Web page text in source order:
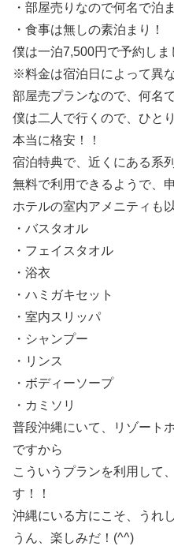
・部屋売りなので何名で泊
・食事は無しの素泊まり！
僕は一泊7,500円で予約しま
※料金は宿泊日によって異な
部屋売プランなので、何名
僕は二人で行くので、ひと
本当に格安！！
宿泊特典で、近くにある系
無料で利用できるようで、
ホテルの室内アメニティも
・バスタオル
・フェイスタオル
・浴衣
・ハミガキセット
・室内スリッパ
・シャンプー
・リンス
・ボディーソープ
・カミソリ
普段沖縄にいて、リゾート
ですから
こういうプランを利用して
す！！
沖縄にいる方にこそ、うれ
うん、楽しみだ！(^^)